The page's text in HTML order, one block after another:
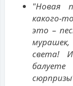
"Новая
какого-
это –
света!